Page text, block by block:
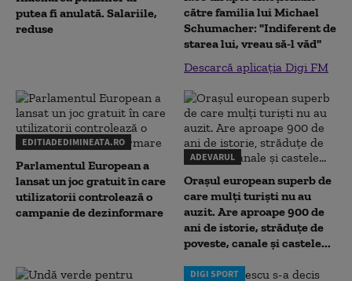
putea fi anulată. Salariile,
reduse
către familia lui Michael
Schumacher: "Indiferent de
starea lui, vreau să-l văd"
Descarcă aplicația Digi FM
EDITIADEDIMINEATA.RO
Parlamentul European a
lansat un joc gratuit în care
utilizatorii controlează o
campanie de dezinformare
ADEVARUL
Orașul european superb de
care mulți turiști nu au
auzit. Are aproape 900 de
ani de istorie, străduțe de
poveste, canale și castele...
DIGI SPORT